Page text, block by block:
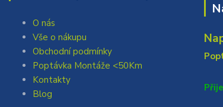
O nás
Vše o nákupu
Obchodní podmínky
Poptávka Montáže <50Km
Kontakty
Blog